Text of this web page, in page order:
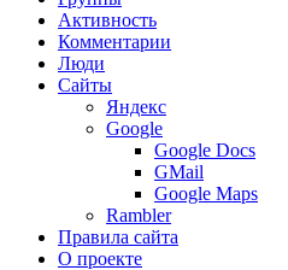
Активность
Комментарии
Люди
Сайты
Яндекс
Google
Google Docs
GMail
Google Maps
Rambler
Правила сайта
О проекте